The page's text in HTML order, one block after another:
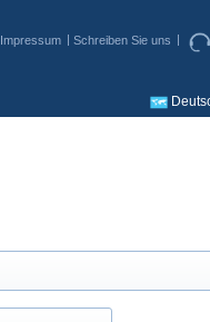
Impressum Schreiben Sie uns